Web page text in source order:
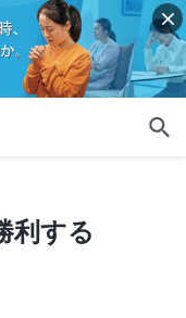
利する